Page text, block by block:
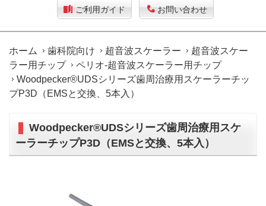
ご利用ガイド お問い合わせ
ホーム 歯科院向け 超音波スケーラー
超音波スケー
ラー用チップ
ペリオ-超音波スケーラー用チップ
Woodpecker®UDSシリーズ歯周治療用スケーラーチッ
プP3D（EMSと交換、5本入）
Woodpecker®UDSシリーズ歯周治療用スケ
ーラーチップP3D（EMSと交換、5本入）